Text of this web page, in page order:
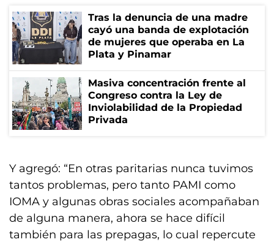
Tras la denuncia de una madre
cayó una banda de explotación
de mujeres que operaba en La
Plata y Pinamar
Masiva concentración frente al
Congreso contra la Ley de
Inviolabilidad de la Propiedad
Privada
Y agregó: “En otras paritarias nunca tuvimos
tantos problemas, pero tanto PAMI como
IOMA y algunas obras sociales acompañaban
de alguna manera, ahora se hace difícil
también para las prepagas, lo cual repercute